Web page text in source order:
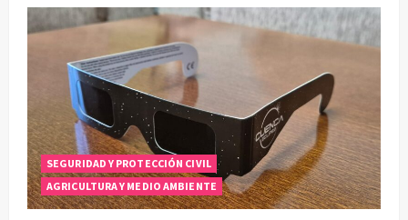
SEGURIDAD Y PROTECCIÓN CIVIL
AGRICULTURA Y MEDIO AMBIENTE